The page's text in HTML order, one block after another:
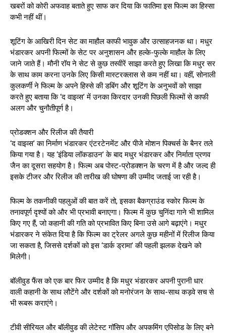
खबरों को कोरी अफवाह बताते हुए साफ कर दिया कि फातिमा इस फिल्म का हिस्सा
कभी नहीं थीं।
शूटिंग के आखिरी दिन सेट का माहौल काफी भावुक और उत्साहजनक था। मधुर
भंडारकर अपनी फिल्मों के सेट पर अनुशासन और हल्के-फुल्के माहौल के लिए
जाने जाते हैं। मौनी रॉय ने सेट से कुछ तस्वीरें साझा करते हुए लिखा कि मधुर सर
के साथ काम करना उनके लिए किसी मास्टरक्लास से कम नहीं था। वहीं, सोनाली
कुलकर्णी ने फिल्म के अपने हिस्से की डबिंग और शूटिंग के अनुभवों को साझा
करते हुए बताया कि ‘द वाइव्स’ में उनका किरदार उनकी पिछली फिल्मों से काफी
अलग और चुनौतीपूर्ण है।
प्रोडक्शन और रिलीज की तैयारी
‘द वाइव्स’ का निर्माण भंडारकर एंटरटेनमेंट और पीजे मोशन पिक्चर्स के बैनर तले
किया गया है। यह ‘इंडिया लॉकडाउन’ के बाद मधुर भंडारकर और निर्माता प्रणव
जैन का दूसरा सहयोग है। फिल्म अब पोस्ट-प्रोडक्शन के चरण में है और जल्द ही
इसके टीजर और रिलीज की तारीख की घोषणा की उम्मीद जताई जा रही है।
फिल्म के तकनीकी पहलुओं की बात करें तो, इसका बैकग्राउंड स्कोर फिल्म के
तनावपूर्ण दृश्यों को और भी प्रभावी बनाएगा। फिल्म में कुछ चुनिंदा गाने भी शामिल
किए गए हैं, जो कहानी की गति को प्रभावित किए बिना उसे आगे बढ़ाएंगे। मधुर
भंडारकर ने संकेत दिया है कि फिल्म का ट्रेलर अगले कुछ महीनों में रिलीज किया
जा सकता है, जिससे दर्शकों को इस ‘डार्क ड्रामा’ की पहली झलक देखने को
मिलेगी।
बॉलीवुड फैंस को एक बार फिर उम्मीद है कि मधुर भंडारकर अपनी पुरानी धार
वाली कहानी के साथ लौटेंगे और दर्शकों को मनोरंजन के साथ-साथ कड़वे सच से
भी रूबरू कराएंगे।
टीवी सीरियल और बॉलीवुड की लेटेस्ट गॉसिप और अपकमिंग एपिसोड के लिए बने